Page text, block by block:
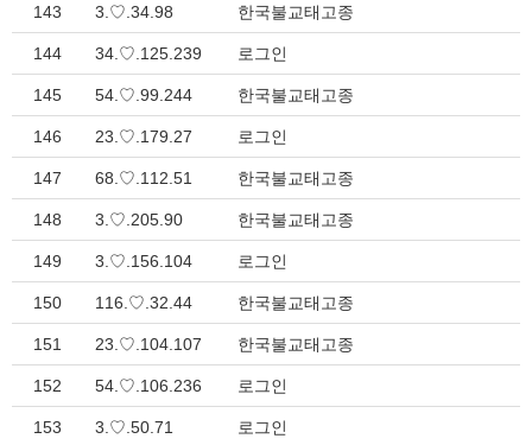
143 3.♡.34.98 한국불교태고종
144 34.♡.125.239 로그인
145 54.♡.99.244 한국불교태고종
146 23.♡.179.27 로그인
147 68.♡.112.51 한국불교태고종
148 3.♡.205.90 한국불교태고종
149 3.♡.156.104 로그인
150 116.♡.32.44 한국불교태고종
151 23.♡.104.107 한국불교태고종
152 54.♡.106.236 로그인
153 3.♡.50.71 로그인